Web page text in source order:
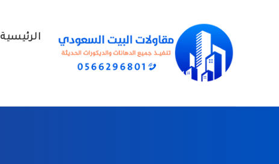
الرئيسية